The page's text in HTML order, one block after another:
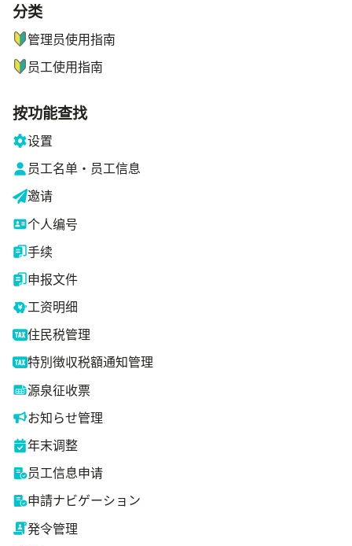
ナビゲーションメニュー
分类
管理员使用指南
员工使用指南
按功能查找
设置
员工名单・员工信息
邀请
个人编号
手续
申报文件
工资明细
住民税管理
特別徴収税額通知管理
源泉征收票
お知らせ管理
年末调整
员工信息申请
申請ナビゲーション
発令管理